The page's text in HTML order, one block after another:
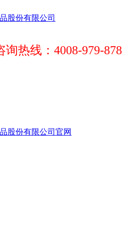
询热线：4008-979-878